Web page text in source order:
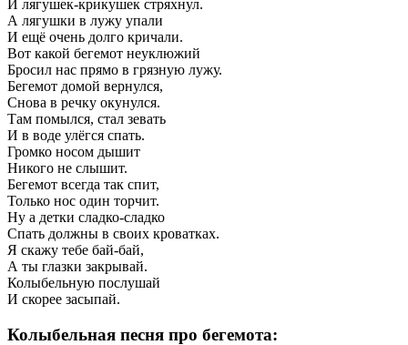
И лягушек-крикушек стряхнул.
А лягушки в лужу упали
И ещё очень долго кричали.
Вот какой бегемот неуклюжий
Бросил нас прямо в грязную лужу.
Бегемот домой вернулся,
Снова в речку окунулся.
Там помылся, стал зевать
И в воде улёгся спать.
Громко носом дышит
Никого не слышит.
Бегемот всегда так спит,
Только нос один торчит.
Ну а детки сладко-сладко
Спать должны в своих кроватках.
Я скажу тебе бай-бай,
А ты глазки закрывай.
Колыбельную послушай
И скорее засыпай.
Колыбельная песня про бегемота: